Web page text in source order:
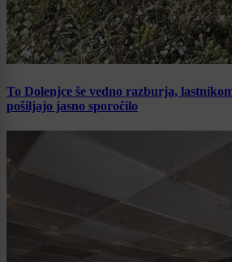
To Dolenjce še vedno razburja,
pošiljajo jasno sporočilo